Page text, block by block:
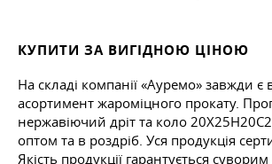
КУПИТИ ЗА ВИГІДНОЮ ЦІНОЮ
На складі компанії «Ауремо» завжди є
асортимент жароміцного прокату.
нержавіючий дріт та коло
оптом та в роздріб. Уся продукція
Якість продукції гарантується